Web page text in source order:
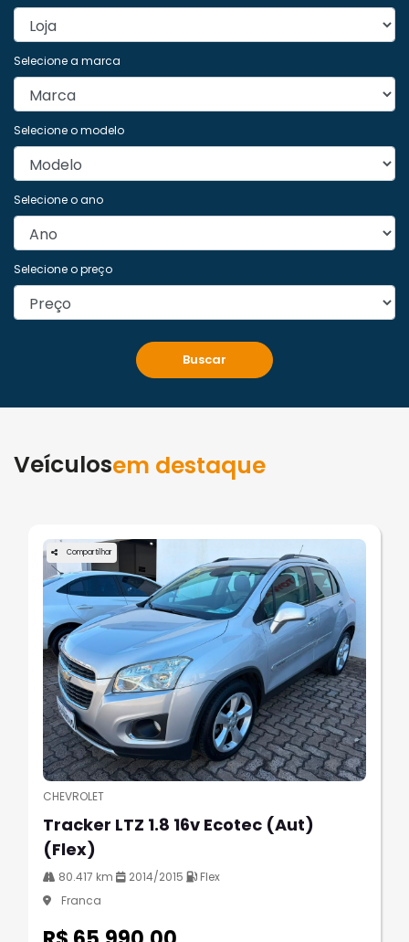
Selecione a marca
Selecione o modelo
Selecione o ano
Selecione o preço
Buscar
Veículosem destaque
Compartilhar
CHEVROLET
Tracker LTZ 1.8 16v Ecotec (Aut)
(Flex)
80.417 km 2014/2015
Flex
Franca